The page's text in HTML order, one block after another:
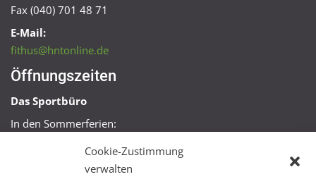
Cookie-Zustimmung
verwalten
Fax (040) 701 48 71
E-Mail:
fithus@hntonline.de
Öffnungszeiten
Das Sportbüro
In den Sommerferien:
Mo + Mi 16:00 – 18:00 Uhr